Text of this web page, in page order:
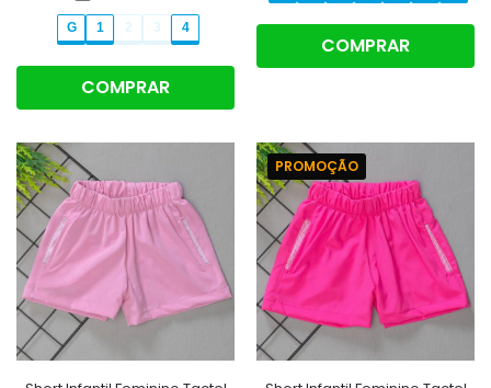
G 1 2 3 4
COMPRAR
COMPRAR
PROMOÇÃO